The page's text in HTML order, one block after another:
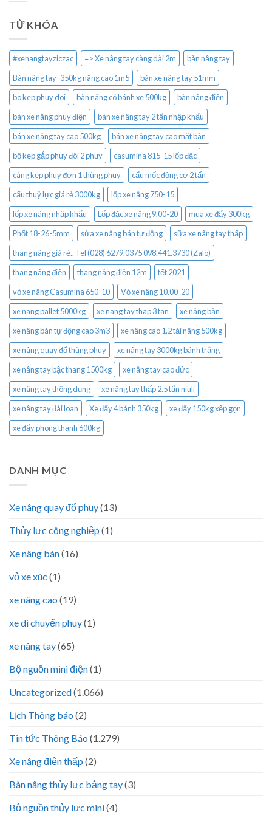
TỪ KHÓA
#xenangtayziczac => Xe nâng tay càng dài 2m
bàn nâng tay
Bàn nâng tay 350kg nâng cao 1m5
bán xe nâng tay 51mm
bo kep phuy doi
bàn nâng có bánh xe 500kg
bàn nâng điện
bán xe nâng phuy điện
bán xe nâng tay 2 tấn nhập khẩu
bán xe nâng tay cao 500kg
bán xe nâng tay cao mặt bàn
bộ kẹp gắp phuy đôi 2 phuy
casumina 815-15 lốp đặc
càng kẹp phuy đơn 1 thùng phuy
cẩu mốc động cơ 2 tấn
cẩu thuỷ lực giá rẻ 3000kg
lốp xe nâng 750-15
lốp xe nâng nhập khẩu
Lốp đặc xe nâng 9.00-20
mua xe đẩy 300kg
Phốt 18-26-5mm
sửa xe nâng bán tự động
sữa xe nâng tay thấp
thang nâng giá rẻ.. Tel (028) 6279.0375 098.441.3730 (Zalo)
thang nâng điện
thang nâng điện 12m
tết 2021
vỏ xe nâng Casumina 650-10
Vỏ xe nâng 10.00-20
xe nang pallet 5000kg
xe nang tay thap 3 tan
xe nâng bàn
xe nâng bán tự động cao 3m3
xe nâng cao 1.2 tải nâng 500kg
xe nâng quay đổ thùng phuy
xe nâng tay 3000kg bánh trắng
xe nâng tay bậc thang 1500kg
xe nâng tay cao đức
xe nâng tay thông dụng
xe nâng tay thấp 2.5 tấn niuli
xe nâng tay đài loan
Xe đẩy 4 bánh 350kg
xe đẩy 150kg xếp gọn
xe đẩy phong thạnh 600kg
DANH MỤC
Xe nâng quay đổ phuy(13)
Thủy lực công nghiệp (1)
Xe nâng bàn(16)
vỏ xe xúc (1)
xe nâng cao (19)
xe di chuyển phuy(1)
xe nâng tay(65)
Bộ nguồn mini điện(1)
Uncategorized(1.066)
Lịch Thông báo (2)
Tin tức Thông Báo (1.279)
Xe nâng điện thấp (2)
Bàn nâng thủy lực bằng tay(3)
Bộ nguồn thủy lực mini(4)